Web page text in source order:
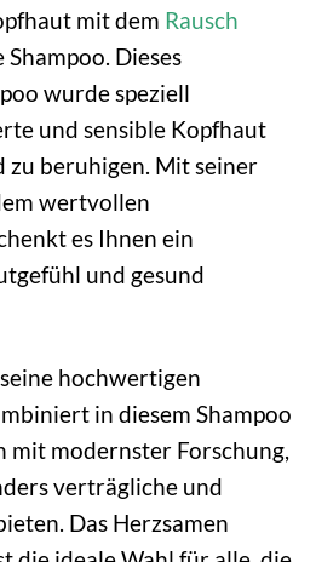
mit dem Rausch
Dieses
wurde speziell
und sensible Kopfhaut
zu beruhigen. Mit seiner
wertvollen
es Ihnen ein
und gesund
hochwertigen
in diesem Shampoo
mit modernster Forschung,
verträgliche und
Das Herzsamen